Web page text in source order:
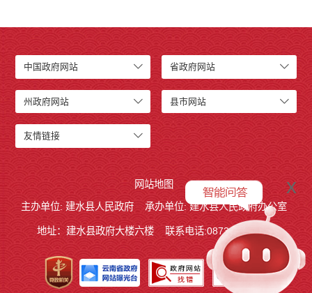
中国政府网站 省政府网站
州政府网站 县市网站
友情链接
网站地图
主办单位: 建水县人民政府
承办单位: 建水县人民政府办公室
地址：建水县政府大楼六楼 联系电话:0873-7613938
x